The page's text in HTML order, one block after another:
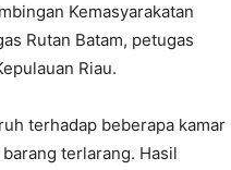
Kemasyarakatan
Rutan Batam, petugas
Riau.
terhadap beberapa kamar
terlarang. Hasil